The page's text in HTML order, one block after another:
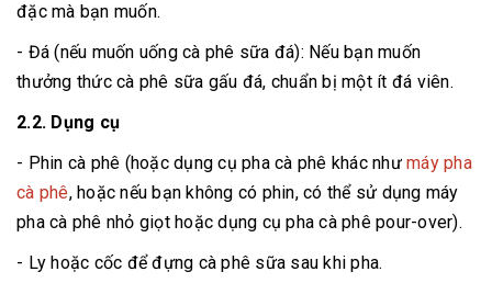
đặc mà bạn muốn.
- Đá (nếu muốn uống cà phê sữa đá): Nếu bạn muốn
thưởng thức cà phê sữa gấu đá, chuẩn bị một ít đá viên.
2.2. Dụng cụ
- Phin cà phê (hoặc dụng cụ pha cà phê khác nhưmáy pha
cà phê, hoặc nếu bạn không có phin, có thể sử dụng máy
pha cà phê nhỏ giọt hoặc dụng cụ pha cà phê pour-over).
- Ly hoặc cốc để đựng cà phê sữa sau khi pha.